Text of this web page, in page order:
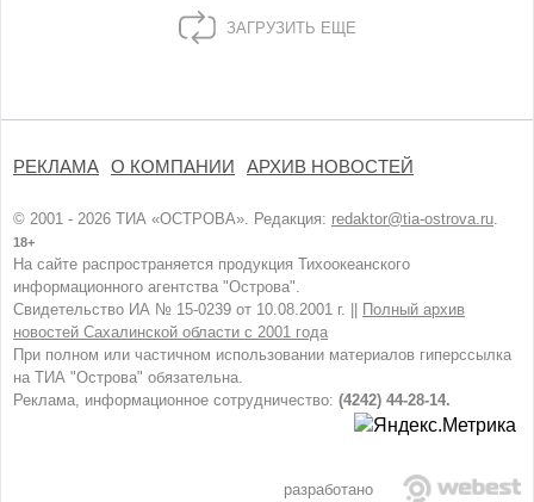
ЗАГРУЗИТЬ ЕЩЕ
РЕКЛАМА О КОМПАНИИ АРХИВ НОВОСТЕЙ
© 2001 - 2026 ТИА «ОСТРОВА». Редакция: redaktor@tia-ostrova.ru
18+
На сайте распространяется продукция Тихоокеанского
информационного агентства "Острова".
Свидетельство ИА № 15-0239 от 10.08.2001 г. ||
Полный архив
новостей Сахалинской области с 2001 года
При полном или частичном использовании материалов гиперссылка
на ТИА "Острова" обязательна.
Реклама, информационное сотрудничество: (4242) 44-28-14.
разработано